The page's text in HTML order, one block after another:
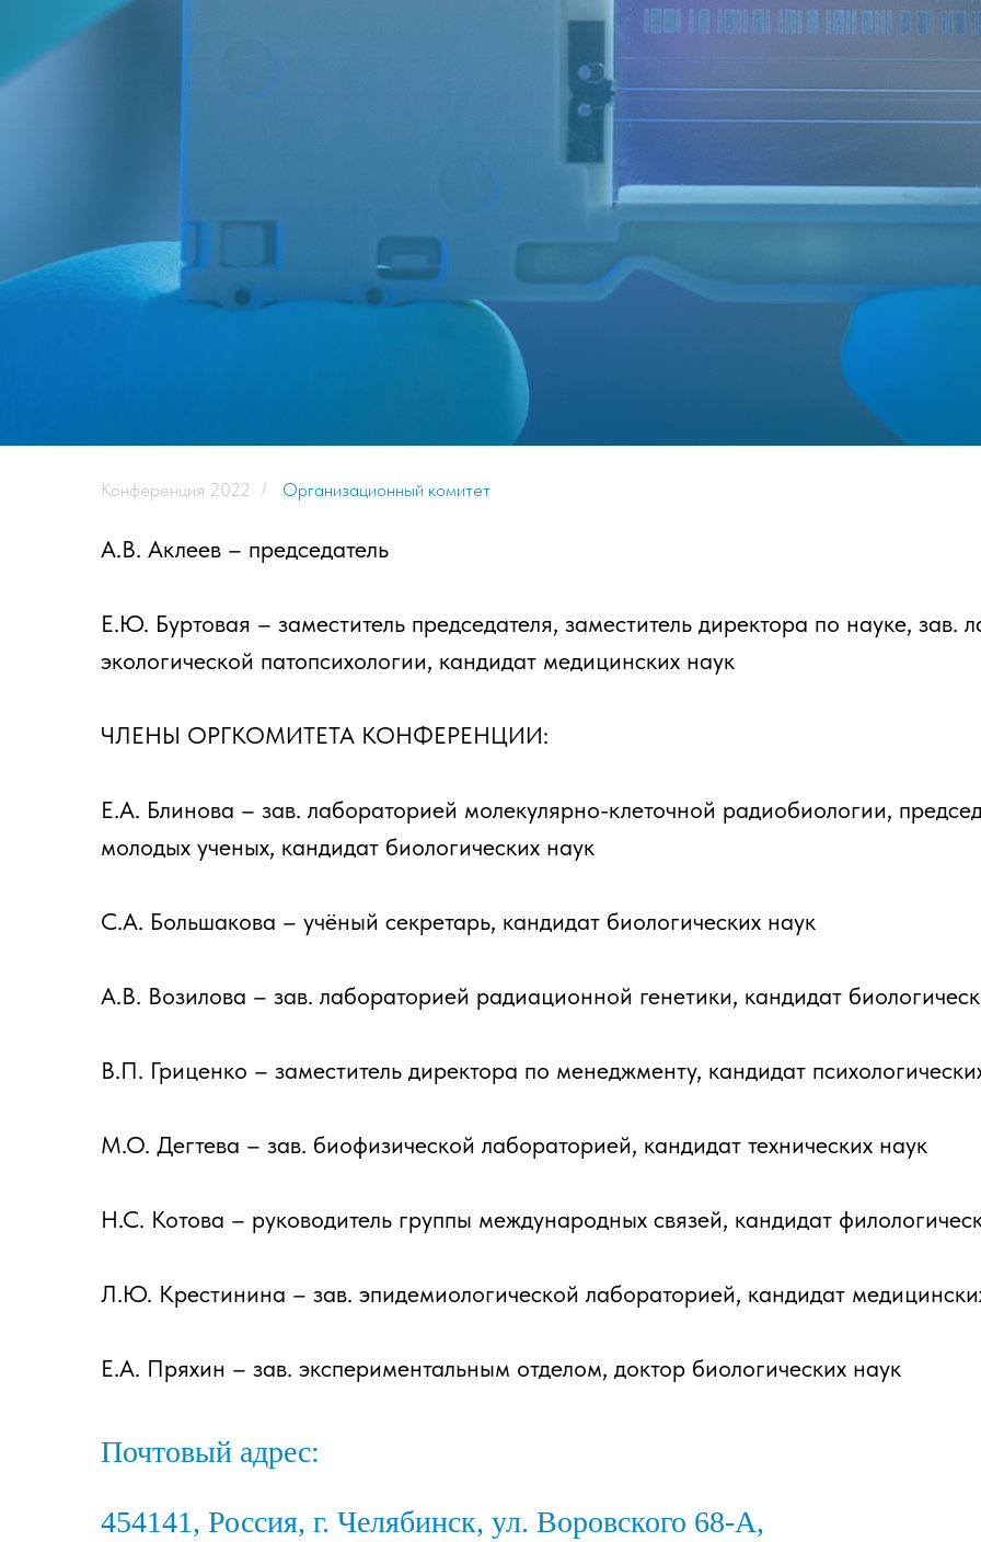
Конференция 2022 / Организационный комитет
А.В. Аклеев – председатель
Е.Ю. Буртовая – заместитель председателя, заместитель директора по науке, зав.
экологической патопсихологии, кандидат медицинских наук
ЧЛЕНЫ ОРГКОМИТЕТА КОНФЕРЕНЦИИ:
Е.А. Блинова – зав. лабораторией молекулярно-клеточной радиобиологии,
молодых ученых, кандидат биологических наук
С.А. Большакова – учёный секретарь, кандидат биологических наук
А.В. Возилова – зав. лабораторией радиационной генетики, кандидат
В.П. Гриценко – заместитель директора по менеджменту, кандидат
М.О. Дегтева – зав. биофизической лабораторией, кандидат технических наук
Н.С. Котова – руководитель группы международных связей, кандидат
Л.Ю. Крестинина – зав. эпидемиологической лабораторией, кандидат
Е.А. Пряхин – зав. экспериментальным отделом, доктор биологических наук
Почтовый адрес:
454141, Россия, г. Челябинск, ул. Воровского 68-А,